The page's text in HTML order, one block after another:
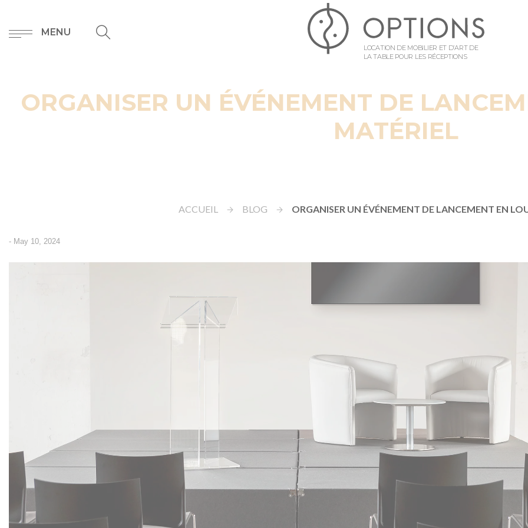
MENU
LOCATION DE MOBILIER ET D’ART DE
LA TABLE POUR LES RÉCEPTIONS
ORGANISER UN ÉVÉNEMENT DE
MATÉRIEL
ACCUEIL BLOG ORGANISER UN ÉVÉNEMENT DE LANCEMENT EN
- May 10, 2024